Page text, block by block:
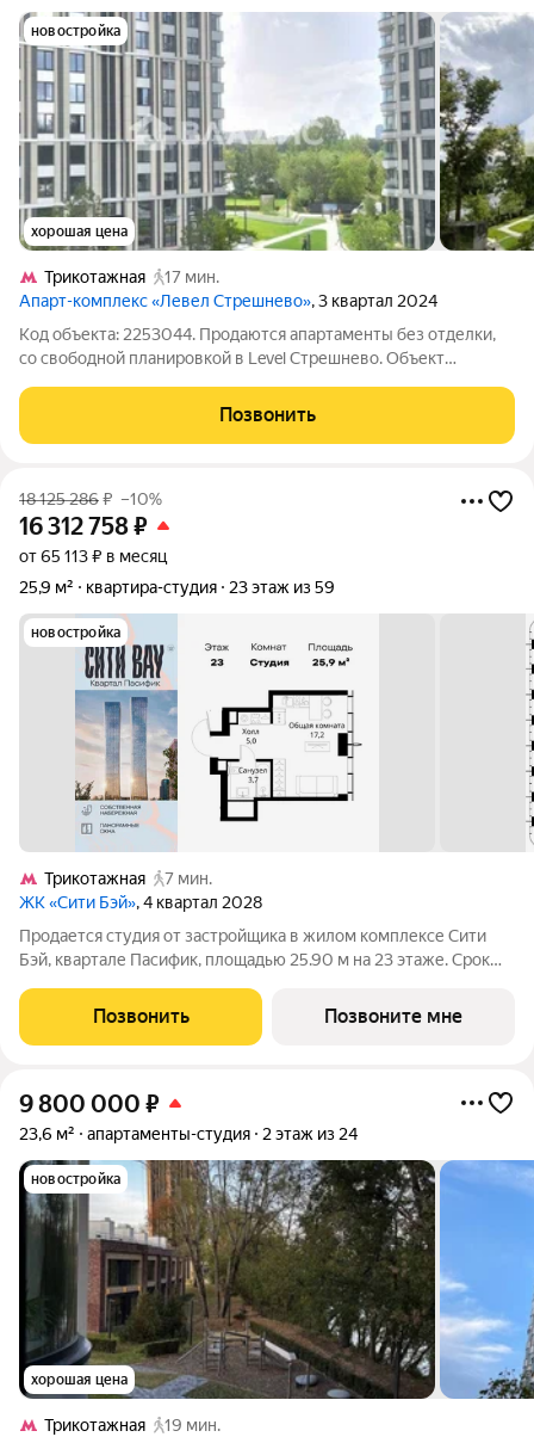
новостройка
хорошая цена
Трикотажная
17 мин.
Апарт-комплекс «Левел Стрешнево», 3 квартал 2024
Код объекта: 2253044. Продаются апартаменты без отделки,
со свободной планировкой в Level Стрешнево. Объект
престижном и экологичном районе Покровское-Стрешнево,
рядом с яхт-клубом. Панорамные
Позвонить
18 125 286₽ –10%
16 312 758₽
от 65 113 ₽ в месяц
25,9 м²
квартира-студия 23 этаж из 59
новостройка
Трикотажная
7 мин.
ЖК «Сити Бэй», 4 квартал 2028
Продается студия от застройщика в жилом комплексе Сити
Бэй, квартале Пасифик, площадью 25.90 м на 23 этаже. Срок
Бэй - настоящий город в городе с отлично развитой
инфраструктурой и
Позвонить Позвоните мне
9 800 000 ₽
23,6 м² апартаменты-студия 2 этаж из 24
новостройка
хорошая цена
Трикотажная
19 мин.